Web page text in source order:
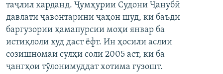
Ҳамаи сомонаҳои RFE/RL
таҷлил карданд. Ҷумҳурии Судони Ҷанубӣ
давлати ҷавонтарини ҷаҳон шуд, ки баъди
баргузории ҳамапурсии моҳи январ ба
истиқлоли худ даст ёфт. Ин ҳосили аслии
созишномаи сулҳи соли 2005 аст, ки ба
ҷангҳои тӯлонимуддат хотима гузошт.